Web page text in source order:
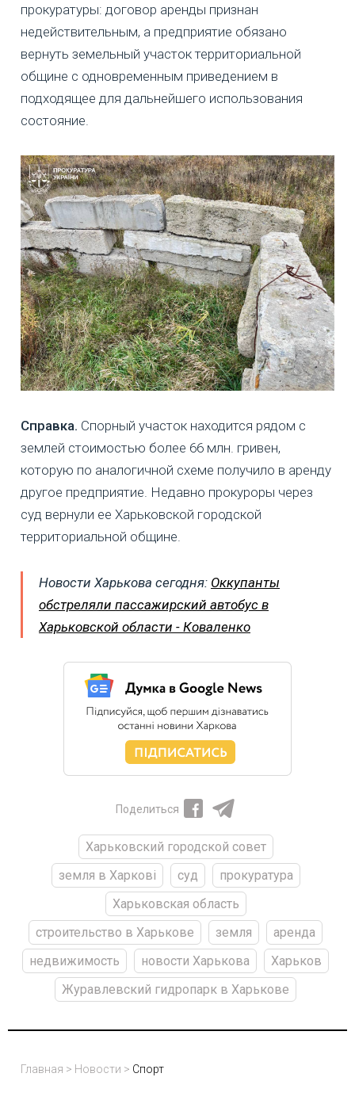
прокуратуры: договор аренды признан
недействительным, а предприятие обязано
вернуть земельный участок территориальной
общине с одновременным приведением в
подходящее для дальнейшего использования
состояние.
Справка. Спорный участок находится рядом с
землей стоимостью более 66 млн. гривен,
которую по аналогичной схеме получило в аренду
другое предприятие. Недавно прокуроры через
суд вернули ее Харьковской городской
территориальной общине.
Новости Харькова сегодня: Оккупанты
обстреляли пассажирский автобус в
Харьковской области - Коваленко
Поделиться
Харьковский городской совет
земля в Харкові
суд
прокуратура
Харьковская область
строительство в Харькове
земля
аренда
недвижимость
новости Харькова
Харьков
Журавлевский гидропарк в Харькове
Главная > Новости > Спорт